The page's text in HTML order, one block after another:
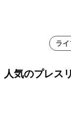
ラ
人気のプレス